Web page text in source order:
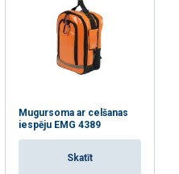
Mugursoma ar celšanas
iespēju EMG 4389
Skatīt